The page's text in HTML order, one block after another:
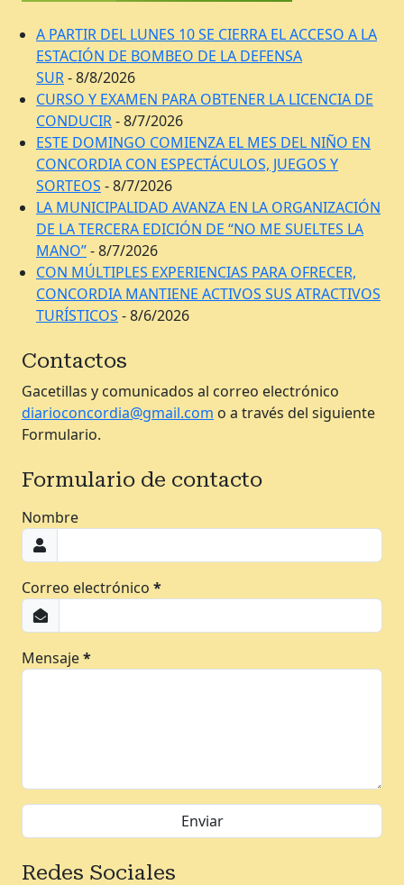
A PARTIR DEL LUNES 10 SE CIERRA EL ACCESO A LA
ESTACIÓN DE BOMBEO DE LA DEFENSA
SUR- 8/8/2026
CURSO Y EXAMEN PARA OBTENER LA LICENCIA DE
CONDUCIR- 8/7/2026
ESTE DOMINGO COMIENZA EL MES DEL NIÑO EN
CONCORDIA CON ESPECTÁCULOS, JUEGOS Y
SORTEOS - 8/7/2026
LA MUNICIPALIDAD AVANZA EN LA ORGANIZACIÓN
DE LA TERCERA EDICIÓN DE “NO ME SUELTES LA
MANO”- 8/7/2026
CON MÚLTIPLES EXPERIENCIAS PARA OFRECER,
CONCORDIA MANTIENE ACTIVOS SUS ATRACTIVOS
TURÍSTICOS - 8/6/2026
Contactos
Gacetillas y comunicados al correo electrónico
diarioconcordia@gmail.com o a través del siguiente
Formulario.
Formulario de contacto
Nombre
Correo electrónico *
Mensaje*
Redes Sociales